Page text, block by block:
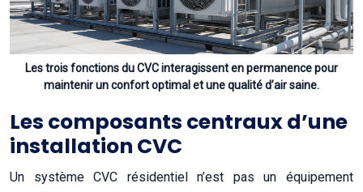
Les trois fonctions du CVC interagissent en permanence pour
maintenir un confort optimal et une qualité d’air saine.
Les composants centraux d’une
installation CVC
Un système CVC résidentiel n’est pas un équipement